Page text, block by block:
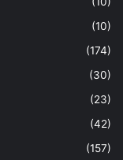
(10)
(174)
(30)
(23)
(42)
(157)